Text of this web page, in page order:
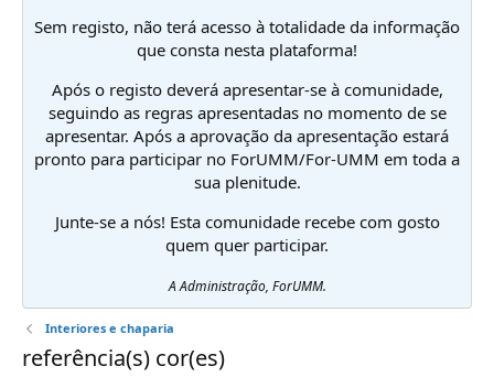
Sem registo, não terá acesso à totalidade da informação
que consta nesta plataforma!
Após o registo deverá apresentar-se à comunidade,
seguindo as regras apresentadas no momento de se
apresentar. Após a aprovação da apresentação estará
pronto para participar no ForUMM/For-UMM em toda a
sua plenitude.
Junte-se a nós! Esta comunidade recebe com gosto
quem quer participar.
A Administração, ForUMM.
Interiores e chaparia
referência(s) cor(es)